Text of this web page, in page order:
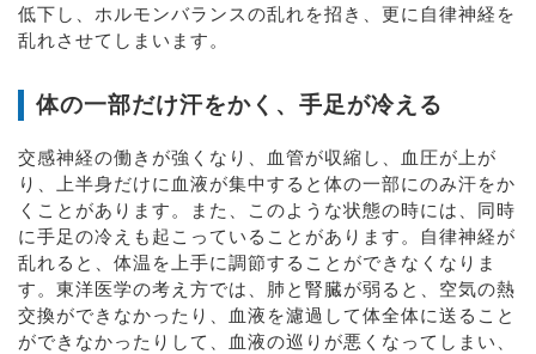
低下し、ホルモンバランスの乱れを招き、更に自律神経を
乱れさせてしまいます。
体の一部だけ汗をかく、手足が冷える
交感神経の働きが強くなり、血管が収縮し、血圧が上が
り、上半身だけに血液が集中すると体の一部にのみ汗をか
くことがあります。また、このような状態の時には、同時
に手足の冷えも起こっていることがあります。自律神経が
乱れると、体温を上手に調節することができなくなりま
す。東洋医学の考え方では、肺と腎臓が弱ると、空気の熱
交換ができなかったり、血液を濾過して体全体に送ること
ができなかったりして、血液の巡りが悪くなってしまい、